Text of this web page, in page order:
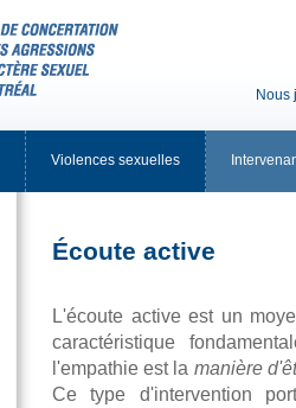
Violencessexuelles
Écouteactive
l'empathieestla